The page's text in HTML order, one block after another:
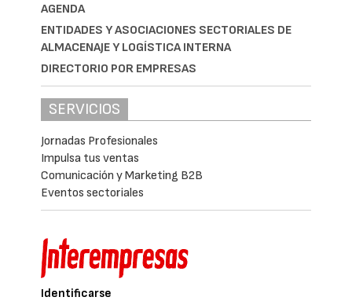
AGENDA
ENTIDADES Y ASOCIACIONES SECTORIALES DE
ALMACENAJE Y LOGÍSTICA INTERNA
DIRECTORIO POR EMPRESAS
SERVICIOS
Jornadas Profesionales
Impulsa tus ventas
Comunicación y Marketing B2B
Eventos sectoriales
Identificarse